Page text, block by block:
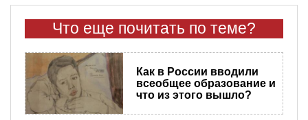
Что еще почитать по теме?
Как в России вводили
всеобщее образование и
что из этого вышло?